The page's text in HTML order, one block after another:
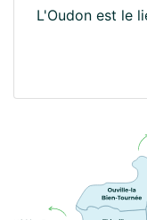
L'Oudon est le